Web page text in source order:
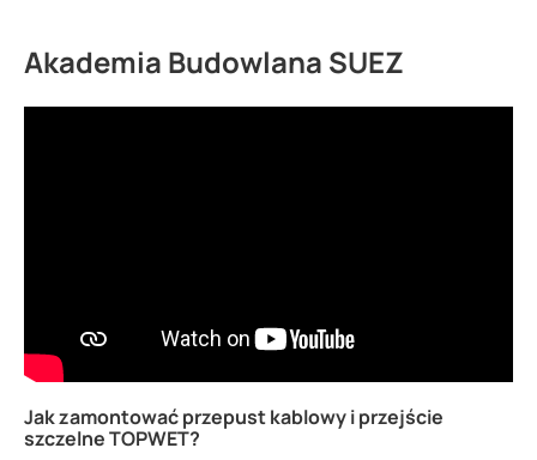
Akademia Budowlana SUEZ
Jak zamontować przepust kablowy i przejście
szczelne TOPWET?